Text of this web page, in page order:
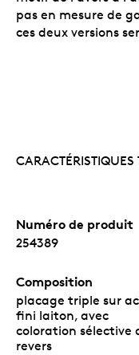
pas en mesure de
ces deux versions
Numéro de produit
254389
Composition
placage triple sur
fini laiton, avec
coloration sélective
revers